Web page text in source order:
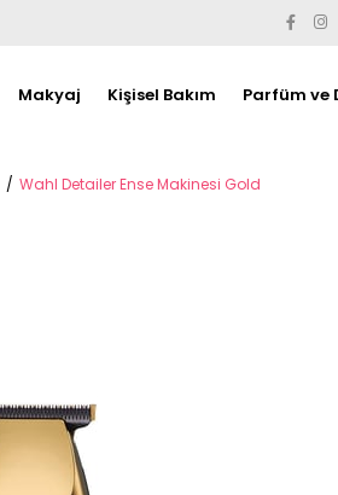
Makyaj Kişisel Bakım Parfüm ve
Wahl Detailer Ense Makinesi Gold